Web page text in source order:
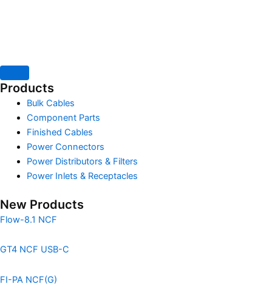
Products
Bulk Cables
Component Parts
Finished Cables
Power Connectors
Power Distributors & Filters
Power Inlets & Receptacles
New Products
Flow-8.1 NCF
GT4 NCF USB-C
FI-PA NCF(G)